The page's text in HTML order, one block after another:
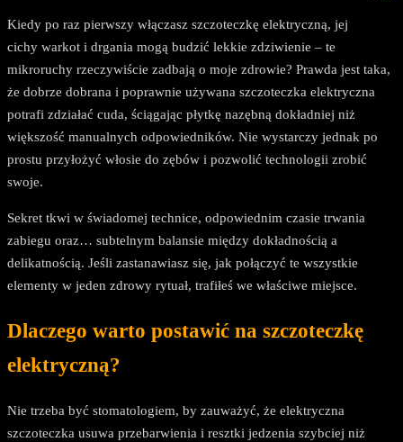
Kiedy po raz pierwszy włączasz szczoteczkę elektryczną, jej
cichy warkot i drgania mogą budzić lekkie zdziwienie – te
mikroruchy rzeczywiście zadbają o moje zdrowie? Prawda jest taka,
że dobrze dobrana i poprawnie używana szczoteczka elektryczna
potrafi zdziałać cuda, ściągając płytkę nazębną dokładniej niż
większość manualnych odpowiedników. Nie wystarczy jednak po
prostu przyłożyć włosie do zębów i pozwolić technologii zrobić
swoje.
Sekret tkwi w świadomej technice, odpowiednim czasie trwania
zabiegu oraz… subtelnym balansie między dokładnością a
delikatnością. Jeśli zastanawiasz się, jak połączyć te wszystkie
elementy w jeden zdrowy rytuał, trafiłeś we właściwe miejsce.
Dlaczego warto postawić na szczoteczkę
elektryczną?
Nie trzeba być stomatologiem, by zauważyć, że elektryczna
szczoteczka usuwa przebarwienia i resztki jedzenia szybciej niż